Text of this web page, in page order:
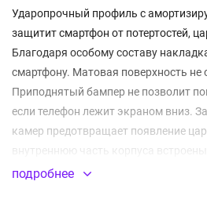
Ударопрочный профиль с
защитит смартфон от потертостей,
Благодаря особому составу
смартфону. Матовая поверхность не
Приподнятый бампер не позволит
если телефон лежит экраном вниз.
камер предотвращает появление
внутреннюю часть корпуса
сцепления с устройствами MagSafe.
подробнее